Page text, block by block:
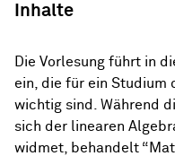
Inhalte
Die Vorlesung führt in
ein, die für ein Studium
wichtig sind. Während
sich der linearen
widmet, behandelt